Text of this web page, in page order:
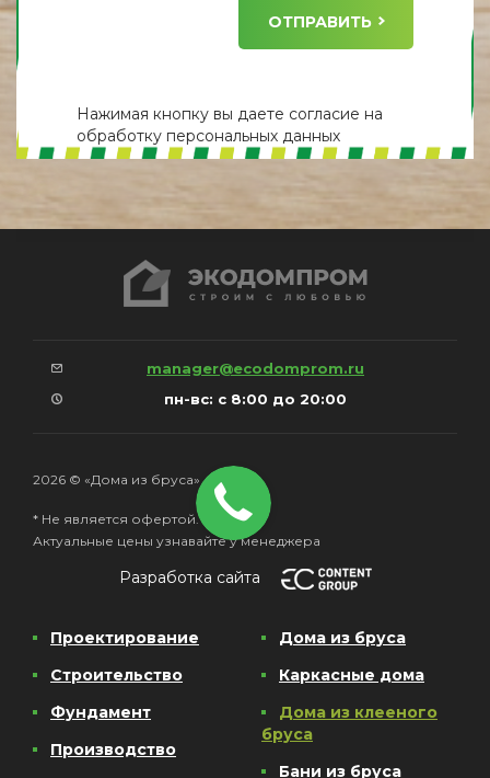
ОТПРАВИТЬ
Нажимая кнопку вы даете согласие на
обработку персональных данных
manager@ecodomprom.ru
пн-вс: с 8:00 до 20:00
2026 © «Дома из бруса»
* Не является офертой.
Актуальные цены узнавайте у менеджера
Разработка сайта
Проектирование
Строительство
Фундамент
Производство
Дома из бруса
Каркасные дома
Дома из клееного
бруса
Бани из бруса